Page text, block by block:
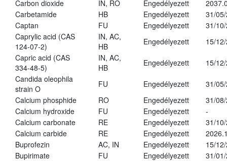
Carbon dioxide IN, RO Engedélyezett
Carbetamide
HB Engedélyezett
31/
Captan
FU Engedélyezett
31/
Caprylic acid (CAS
124-07-2)
IN, AC,
HB
Engedélyezett
15/
Capric acid (CAS
334-48-5)
IN, AC,
HB
Engedélyezett
15/
Candida oleophila
strain O
FU Engedélyezett
31/
Calcium phosphide
RO Engedélyezett
31/
Calcium hydroxide
FU Engedélyezett
-
Calcium carbonate
RE Engedélyezett
31/
Calcium carbide
RE Engedélyezett
Buprofezin
AC, IN Engedélyezett
15/
Bupirimate
FU Engedélyezett
31/